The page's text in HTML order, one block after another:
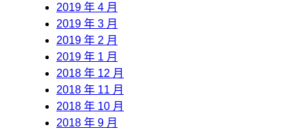
2019 年 4 月
2019 年 3 月
2019 年 2 月
2019 年 1 月
2018 年 12 月
2018 年 11 月
2018 年 10 月
2018 年 9 月